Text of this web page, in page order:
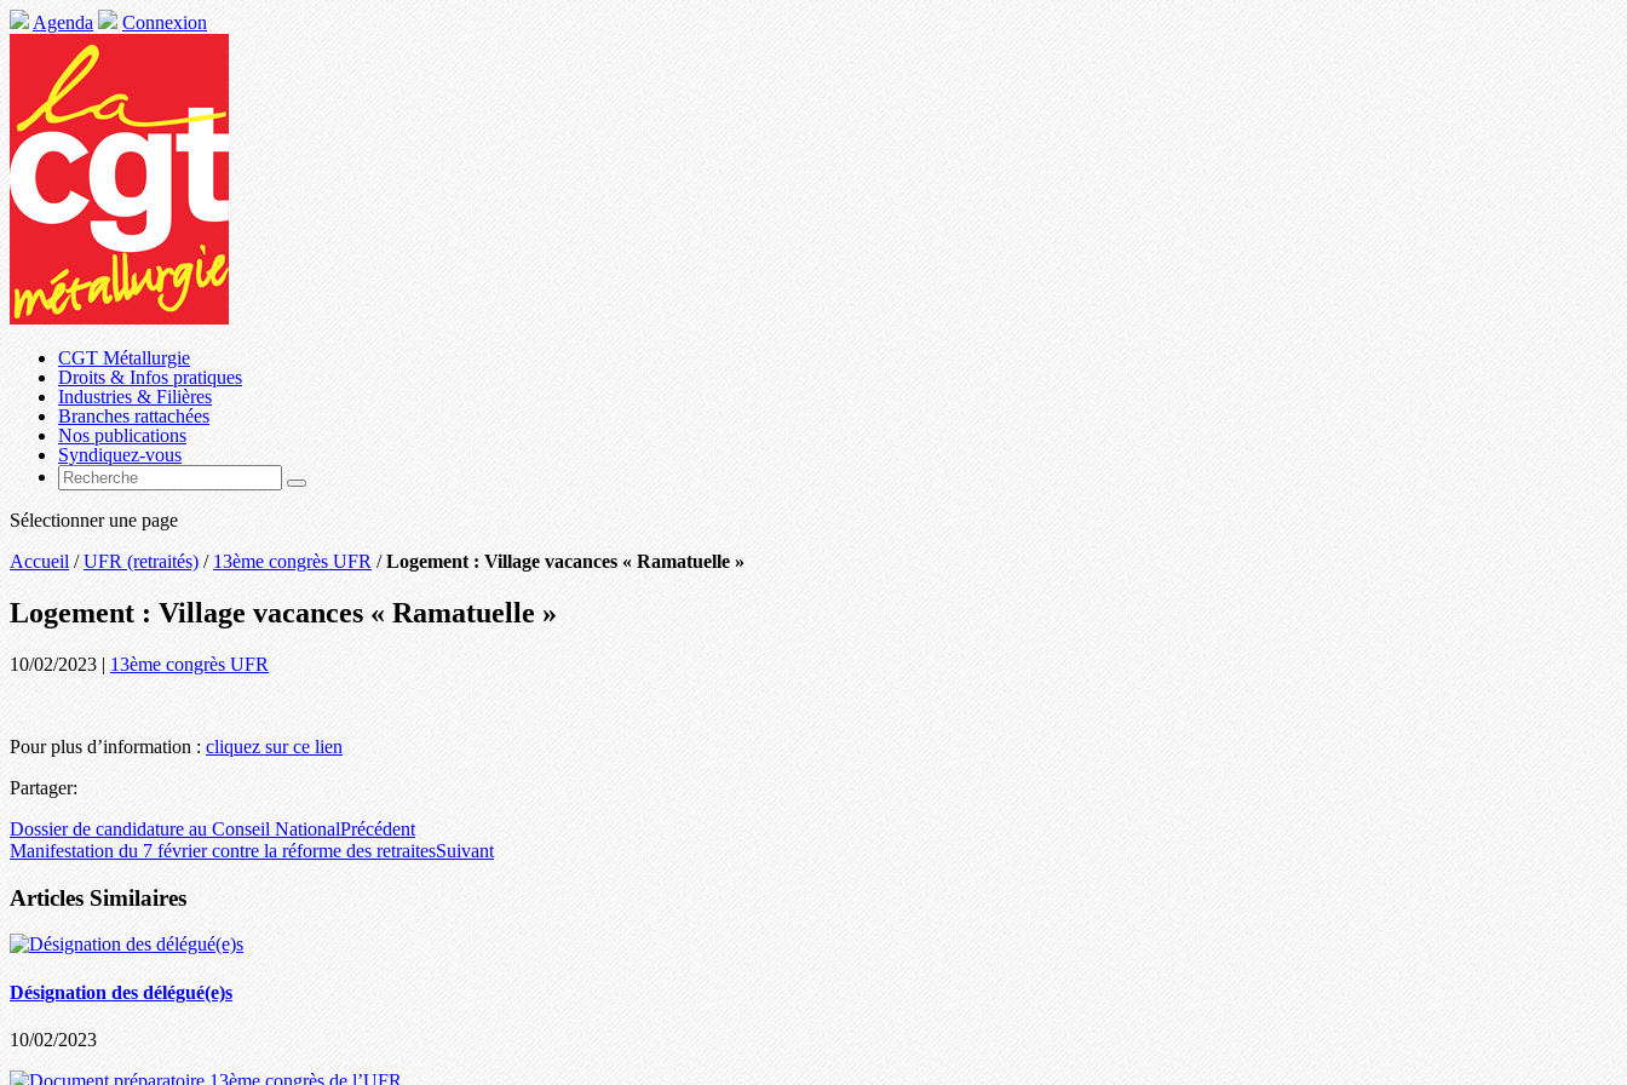
Agenda Connexion
CGT Métallurgie
Droits & Infos pratiques
Industries & Filières
Branches rattachées
Nos publications
Syndiquez-vous
Sélectionner une page
Accueil /UFR (retraités) / 13ème congrès UFR /Logement : Village vacances « Ramatuelle »
Logement : Village vacances « Ramatuelle »
10/02/2023 | 13ème congrès UFR
Pour plus d’information : cliquez sur ce lien
Partager:
Dossier de candidature au Conseil NationalPrécédent
Manifestation du 7 février contre la réforme des retraitesSuivant
Articles Similaires
Désignation des délégué(e)s
10/02/2023